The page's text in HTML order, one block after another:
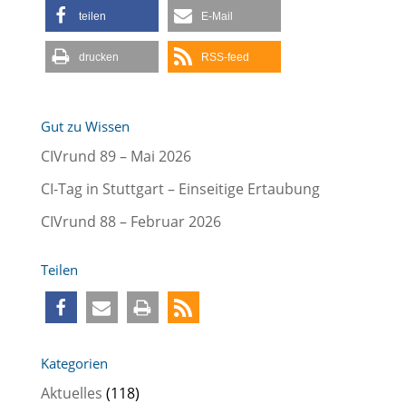
teilen E-Mail
drucken RSS-feed
Gut zu Wissen
CIVrund 89 – Mai 2026
CI-Tag in Stuttgart – Einseitige Ertaubung
CIVrund 88 – Februar 2026
Teilen
Kategorien
Aktuelles (118)